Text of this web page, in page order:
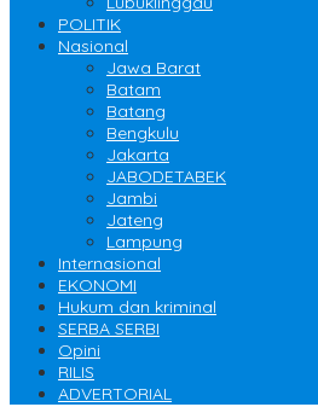
POLITIK
Nasional
Jawa Barat
Batam
Batang
Bengkulu
Jakarta
JABODETABEK
Jambi
Jateng
Lampung
Internasional
EKONOMI
Hukum dan kriminal
SERBA SERBI
Opini
RILIS
ADVERTORIAL